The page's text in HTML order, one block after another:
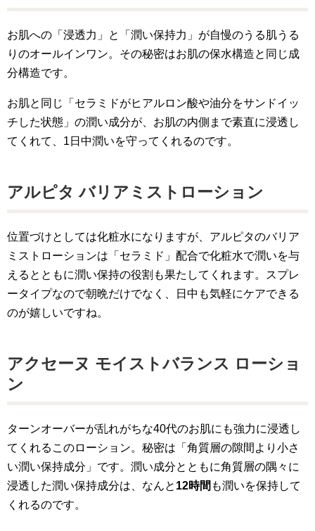
お肌への「浸透力」と「潤い保持力」が自慢のうる肌うる
りのオールインワン。その秘密はお肌の保水構造と同じ成
分構造です。
お肌と同じ「セラミドがヒアルロン酸や油分をサンドイッ
チした状態」の潤い成分が、お肌の内側まで素直に浸透し
てくれて、1日中潤いを守ってくれるのです。
アルピタ バリアミストローション
位置づけとしては化粧水になりますが、アルピタのバリア
ミストローションは「セラミド」配合で化粧水で潤いを与
えるとともに潤い保持の役割も果たしてくれます。スプレ
ータイプなので朝晩だけでなく、日中も気軽にケアできる
のが嬉しいですね。
アクセーヌ モイストバランス ローショ
ン
ターンオーバーが乱れがちな40代のお肌にも強力に浸透し
てくれるこのローション。秘密は「角質層の隙間より小さ
い潤い保持成分」です。潤い成分とともに角質層の隅々に
浸透した潤い保持成分は、なんと 12時間 も潤いを保持して
くれるのです。